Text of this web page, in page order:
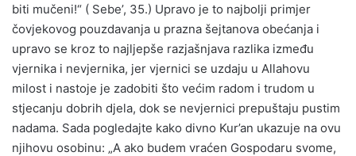
biti mučeni!“ ( Sebe’, 35.) Upravo je to najbolji primjer
čovjekovog pouzdavanja u prazna šejtanova obećanja i
upravo se kroz to najljepše razjašnjava razlika između
vjernika i nevjernika, jer vjernici se uzdaju u Allahovu
milost i nastoje je zadobiti što većim radom i trudom u
stjecanju dobrih djela, dok se nevjernici prepuštaju pustim
nadama. Sada pogledajte kako divno Kur’an ukazuje na ovu
njihovu osobinu: „A ako budem vraćen Gospodaru svome,